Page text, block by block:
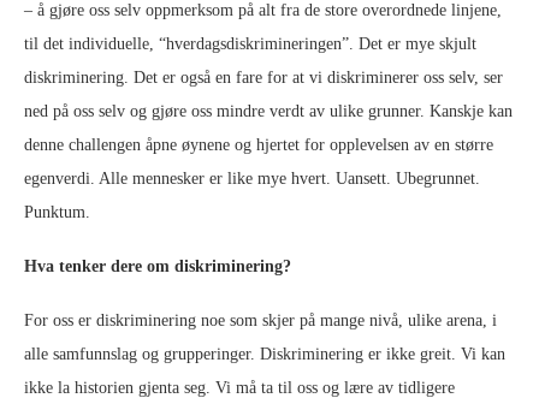
– å gjøre oss selv oppmerksom på alt fra de store overordnede linjene,
til det individuelle, “hverdagsdiskrimineringen”. Det er mye skjult
diskriminering. Det er også en fare for at vi diskriminerer oss selv, ser
ned på oss selv og gjøre oss mindre verdt av ulike grunner. Kanskje kan
denne challengen åpne øynene og hjertet for opplevelsen av en større
egenverdi. Alle mennesker er like mye hvert. Uansett. Ubegrunnet.
Punktum.
Hva tenker dere om diskriminering?
For oss er diskriminering noe som skjer på mange nivå, ulike arena, i
alle samfunnslag og grupperinger. Diskriminering er ikke greit. Vi kan
ikke la historien gjenta seg. Vi må ta til oss og lære av tidligere